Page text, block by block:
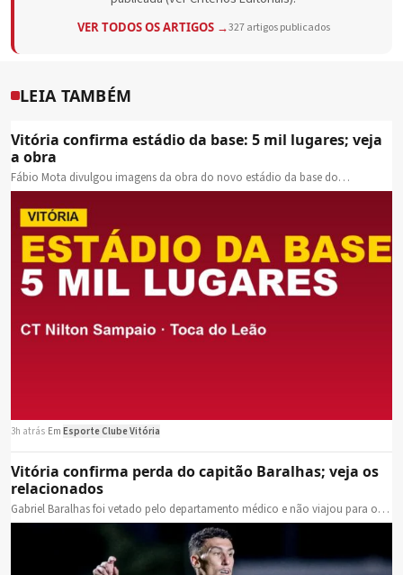
VER TODOS OS ARTIGOS →327 artigos publicados
LEIA TAMBÉM
Vitória confirma estádio da base: 5 mil lugares; veja
a obra
Fábio Mota divulgou imagens da obra do novo estádio da base do…
3h atrás Em Esporte Clube Vitória
Vitória confirma perda do capitão Baralhas; veja os
relacionados
Gabriel Baralhas foi vetado pelo departamento médico e não viajou para o…